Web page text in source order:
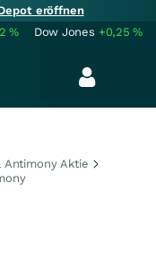
eröffnen
% Dow Jones +0,25%
Antimony Aktie